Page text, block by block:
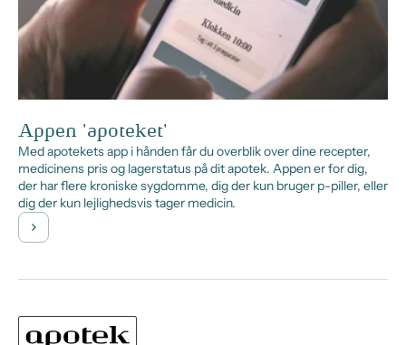
Appen 'apoteket'
Med apotekets app i hånden får du overblik over dine recepter,
medicinens pris og lagerstatus på dit apotek. Appen er for dig,
der har flere kroniske sygdomme, dig der kun bruger p-piller, eller
dig der kun lejlighedsvis tager medicin.